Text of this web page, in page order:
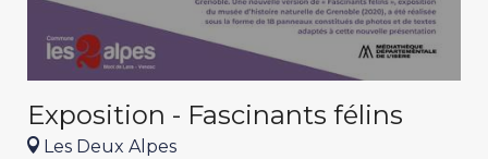
Exposition - Fascinants félins
Les Deux Alpes